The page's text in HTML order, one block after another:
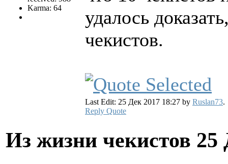
Karma: 64
удалось
чекистов.
Last Edit: 25 Дек 2017 18:27 by Ruslan73.
Reply Quote
Из жизни чекистов 25